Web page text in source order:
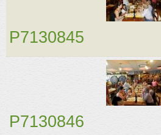
P7130845
P7130846